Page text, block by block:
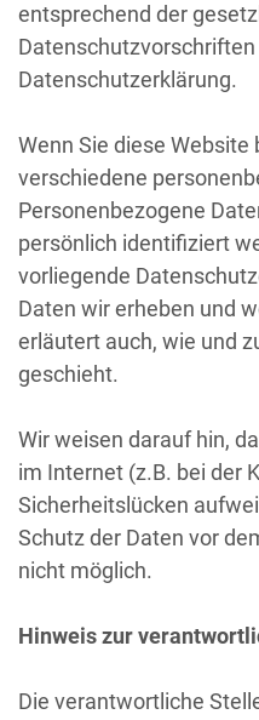
entsprechend der
Datenschutzerklärung.
Wenn Sie diese Website
verschiedene
Personenbezogene
persönlich identifiziert
vorliegende
Daten wir erheben und
erläutert auch, wie und
geschieht.
Wir weisen darauf hin,
im Internet (z.B. bei der
Sicherheitslücken
Schutz der Daten vor
nicht möglich.
Hinweis zur
Die verantwortliche